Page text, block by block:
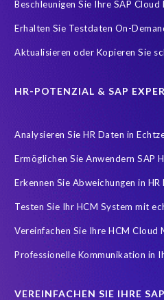
Beschleunigen Sie Ihre SAP
Erhalten Sie Testdaten On-
Aktualisieren oder Kopieren Sie
HR-POTENZIAL & SAP
Analysieren Sie HR Daten in
Ermöglichen Sie Anwendern SAP
Erkennen Sie Abweichungen in HR
Testen Sie Ihr HCM System mit
Vereinfachen Sie Ihre HCM Cloud
Professionelle Kommunikation in
VEREINFACHEN SIE IHRE